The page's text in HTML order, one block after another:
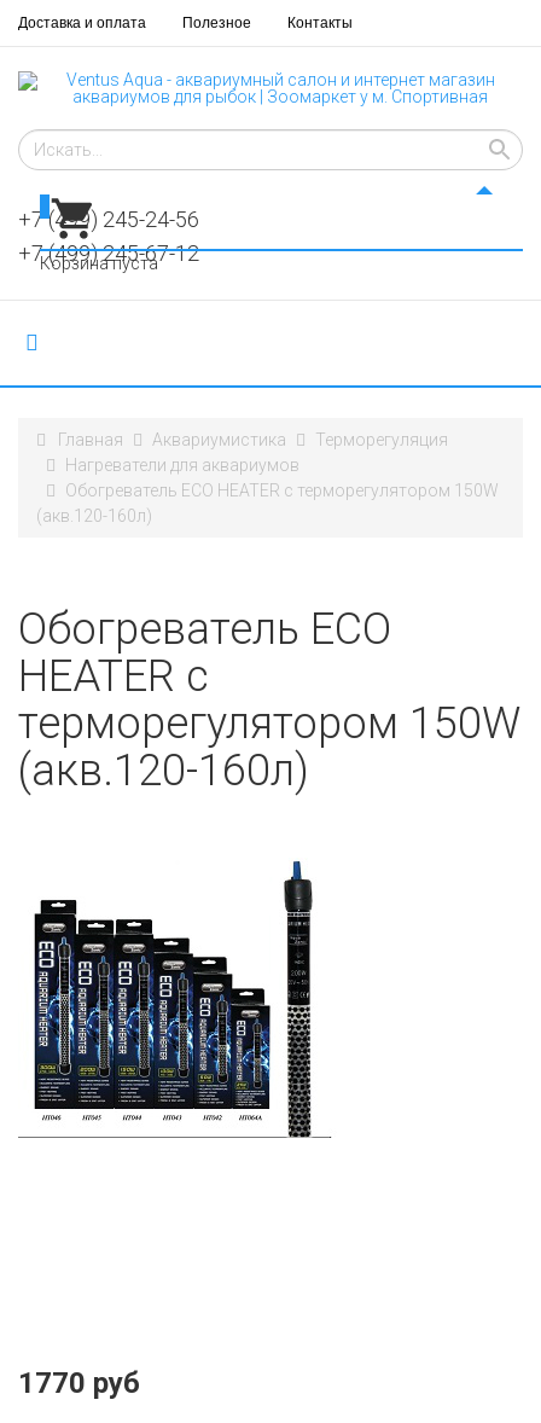
Доставка и оплата Полезное Контакты
+7 (499) 245-24-56
+7 (499) 245-67-12
Корзина пуста
Главная Аквариумистика
Терморегуляция
Нагреватели для аквариумов
Обогреватель ECO HEATER с терморегулятором 150W
(акв.120-160л)
Обогреватель ECO
HEATER с
терморегулятором 150W
(акв.120-160л)
1770 руб